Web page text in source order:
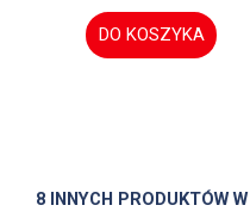
DO KOSZYKA
8 INNYCH PRODUKTÓW